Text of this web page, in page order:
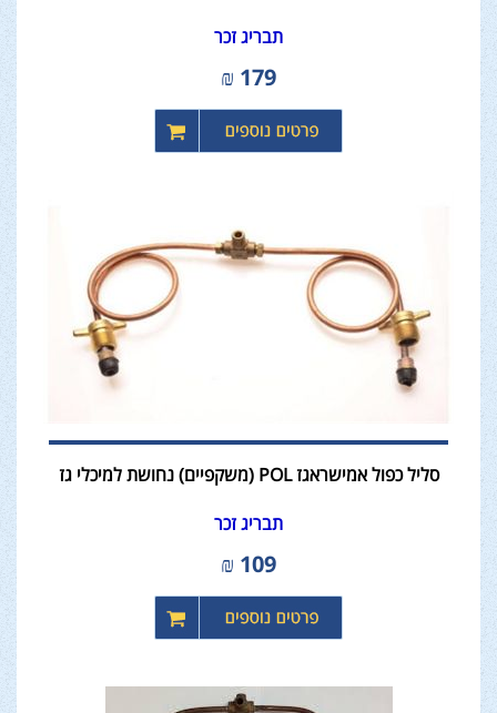
תבריג זכר
179
₪
סליל כפול אמישראגז POL (משקפיים) נחושת למיכלי גז
תבריג זכר
109
₪